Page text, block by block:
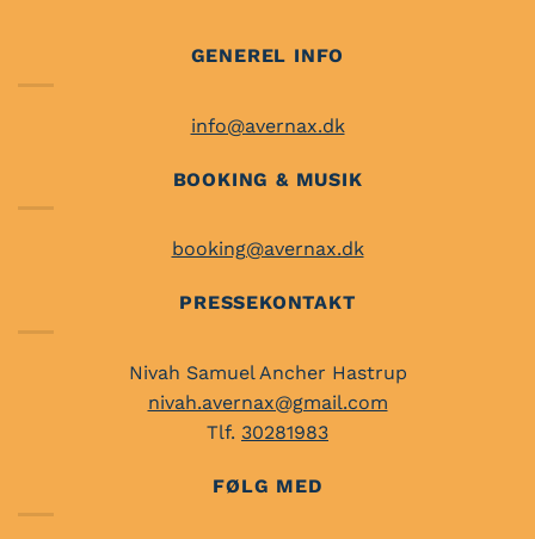
GENEREL INFO
info@avernax.dk
BOOKING & MUSIK
booking@avernax.dk
PRESSEKONTAKT
Nivah Samuel Ancher Hastrup
nivah.avernax@gmail.com
Tlf. 30281983
FØLG MED